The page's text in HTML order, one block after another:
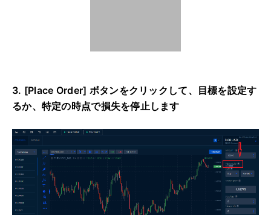
3. [Place Order] ボタンをクリックして、目標を設定す
るか、特定の時点で損失を停止します